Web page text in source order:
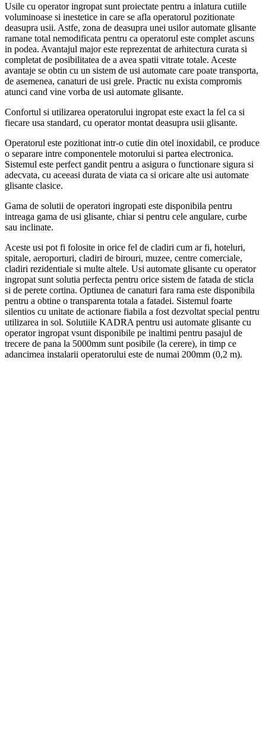
Usile cu operator ingropat sunt proiectate pentru a inlatura cutiile
voluminoase si inestetice in care se afla operatorul pozitionate
deasupra usii. Astfe, zona de deasupra unei usilor automate glisante
ramane total nemodificata pentru ca operatorul este complet ascuns
in podea. Avantajul major este reprezentat de arhitectura curata si
completat de posibilitatea de a avea spatii vitrate totale. Aceste
avantaje se obtin cu un sistem de usi automate care poate transporta,
de asemenea, canaturi de usi grele. Practic nu exista compromis
atunci cand vine vorba de usi automate glisante.
Confortul si utilizarea operatorului ingropat este exact la fel ca si
fiecare usa standard, cu operator montat deasupra usii glisante.
Operatorul este pozitionat intr-o cutie din otel inoxidabil, ce produce
o separare intre componentele motorului si partea electronica.
Sistemul este perfect gandit pentru a asigura o functionare sigura si
adecvata, cu aceeasi durata de viata ca si oricare alte usi automate
glisante clasice.
Gama de solutii de operatori ingropati este disponibila pentru
intreaga gama de usi glisante, chiar si pentru cele angulare, curbe
sau inclinate.
Aceste usi pot fi folosite in orice fel de cladiri cum ar fi, hoteluri,
spitale, aeroporturi, cladiri de birouri, muzee, centre comerciale,
cladiri rezidentiale si multe altele. Usi automate glisante cu operator
ingropat sunt solutia perfecta pentru orice sistem de fatada de sticla
si de perete cortina. Optiunea de canaturi fara rama este disponibila
pentru a obtine o transparenta totala a fatadei. Sistemul foarte
silentios cu unitate de actionare fiabila a fost dezvoltat special pentru
utilizarea in sol. Solutiile KADRA pentru usi automate glisante cu
operator ingropat vsunt disponibile pe inaltimi pentru pasajul de
trecere de pana la 5000mm sunt posibile (la cerere), in timp ce
adancimea instalarii operatorului este de numai 200mm (0,2 m).